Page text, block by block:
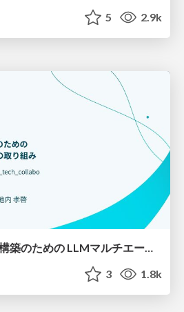
5 2.9k
AI長期記憶システム構築のための LLMマルチエージェントの取り組み / Awarefy-LLM-Multi-Agent
3 1.8k